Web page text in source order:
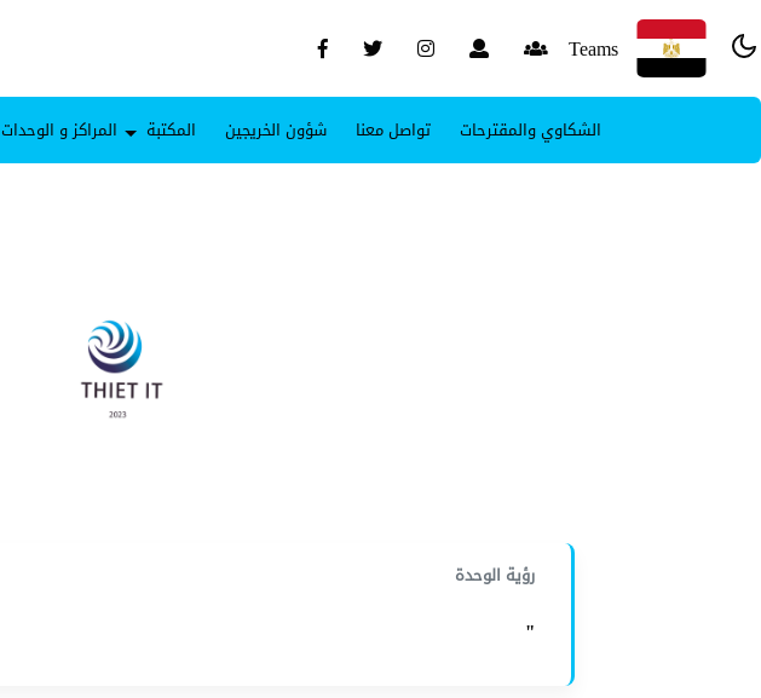
Teams
المراكز و الوحدات المكتبة شؤون الخريجين تواصل معنا الشكاوي والمقترحات
رؤية الوحدة
"